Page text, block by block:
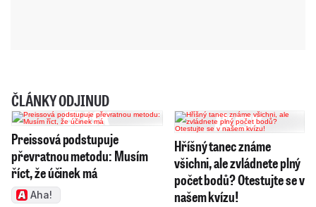
ČLÁNKY ODJINUD
Preissová podstupuje
převratnou metodu: Musím
říct, že účinek má
Aha!
Hříšný tanec známe
všichni, ale zvládnete plný
počet bodů? Otestujte se v
našem kvízu!